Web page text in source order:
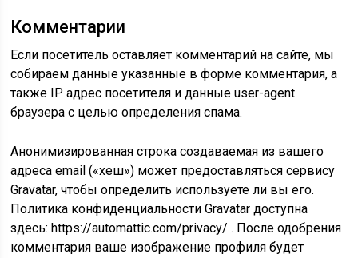
Комментарии
Если посетитель оставляет комментарий на сайте, мы
собираем данные указанные в форме комментария, а
также IP адрес посетителя и данные user-agent
браузера с целью определения спама.
Анонимизированная строка создаваемая из вашего
адреса email («хеш») может предоставляться сервису
Gravatar, чтобы определить используете ли вы его.
Политика конфиденциальности Gravatar доступна
здесь: https://automattic.com/privacy/ . После одобрения
комментария ваше изображение профиля будет